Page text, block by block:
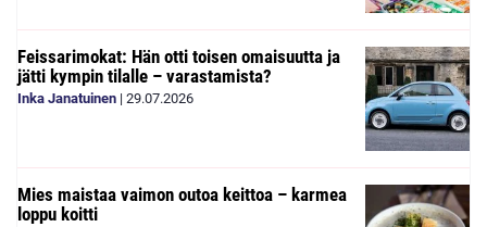
Feissarimokat: Hän otti toisen omaisuutta ja
jätti kympin tilalle – varastamista?
Inka Janatuinen | 29.07.2026
Mies maistaa vaimon outoa keittoa – karmea
loppu koitti